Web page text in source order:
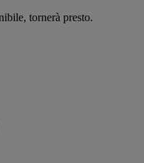
tornerà presto.